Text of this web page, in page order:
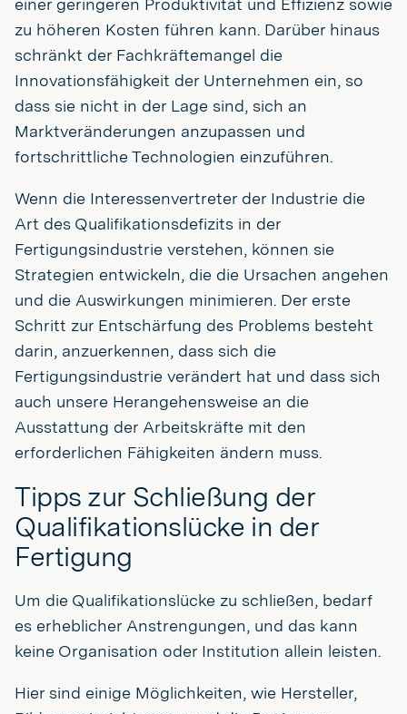
einer geringeren Produktivität und Effizienz sowie
zu höheren Kosten führen kann. Darüber hinaus
schränkt der Fachkräftemangel die
Innovationsfähigkeit der Unternehmen ein, so
dass sie nicht in der Lage sind, sich an
Marktveränderungen anzupassen und
fortschrittliche Technologien einzuführen.
Wenn die Interessenvertreter der Industrie die
Art des Qualifikationsdefizits in der
Fertigungsindustrie verstehen, können sie
Strategien entwickeln, die die Ursachen angehen
und die Auswirkungen minimieren. Der erste
Schritt zur Entschärfung des Problems besteht
darin, anzuerkennen, dass sich die
Fertigungsindustrie verändert hat und dass sich
auch unsere Herangehensweise an die
Ausstattung der Arbeitskräfte mit den
erforderlichen Fähigkeiten ändern muss.
Tipps zur Schließung der
Qualifikationslücke in der
Fertigung
Um die Qualifikationslücke zu schließen, bedarf
es erheblicher Anstrengungen, und das kann
keine Organisation oder Institution allein leisten.
Hier sind einige Möglichkeiten, wie Hersteller,